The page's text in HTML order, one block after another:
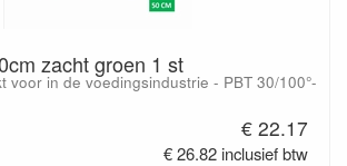
zacht groen 1 st
voor in de voedingsindustrie - PBT 30/100°-
€ 22.17
€ 26.82 inclusief btw